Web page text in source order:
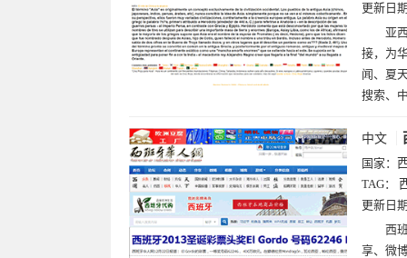
更新日
亚
接，为
闻、夏
搜索、
中文
国家：
TAG：
更新日
西
享、微